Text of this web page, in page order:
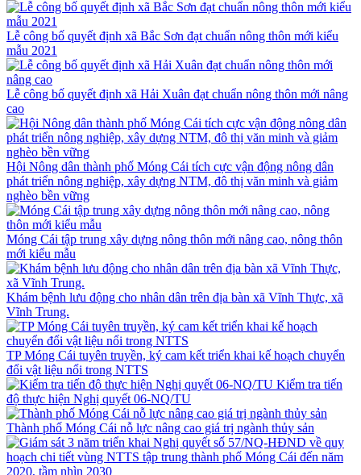
Lễ công bố quyết định xã Bắc Sơn đạt chuẩn nông thôn mới kiểu
mẫu 2021
Lễ công bố quyết định xã Hải Xuân đạt chuẩn nông thôn mới nâng
cao
Hội Nông dân thành phố Móng Cái tích cực vận động nông dân
phát triển nông nghiệp, xây dựng NTM, đô thị văn minh và giảm
nghèo bền vững
Móng Cái tập trung xây dựng nông thôn mới nâng cao, nông thôn
mới kiểu mẫu
Khám bệnh lưu động cho nhân dân trên địa bàn xã Vĩnh Thực, xã
Vĩnh Trung.
TP Móng Cái tuyên truyền, ký cam kết triển khai kế hoạch chuyển
đổi vật liệu nổi trong NTTS
Kiểm tra tiến
độ thực hiện Nghị quyết 06-NQ/TU
Thành phố Móng Cái nỗ lực nâng cao giá trị ngành thủy sản